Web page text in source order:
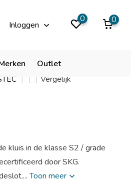
Inloggen
0 0
Outlet
9,9
Vergelijk
kluis in de klasse S2 / grade
door SKG.
Toon meer